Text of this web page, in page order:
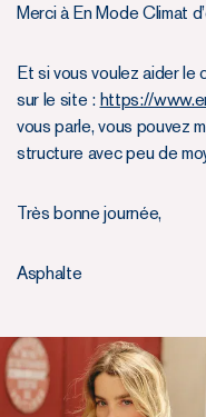
Merci à En Mode Climat
Et si vous voulez aider le
sur le site : https://
vous parle, vous pouvez
structure avec peu de
Très bonne journée,
Asphalte